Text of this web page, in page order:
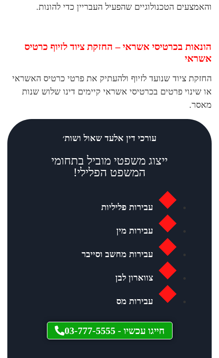
והאמצעים הטכנולוגיים שהפעיל העבריין כדי להונות.
הונאות בכרטיסי אשראי – החזקת ציוד לזיוף כרטיס
אשראי
החזקת ציוד שנועד לזיוף ולהעתיק את פרטי כרטיס האשראי
או שינוי פרטים בכרטיסי אשראי קיימים דינו שלוש שנות
מאסר.
עורכי דין אלעד שאול ושות׳
ייצוג משפטי מוביל בתחומי
המשפט הפלילי!
עבירות פליליות
עבירות מין
עבירות מחשב וסייבר
צווארון לבן
עבירות מס
חייגו עכשיו - 03-777-5555